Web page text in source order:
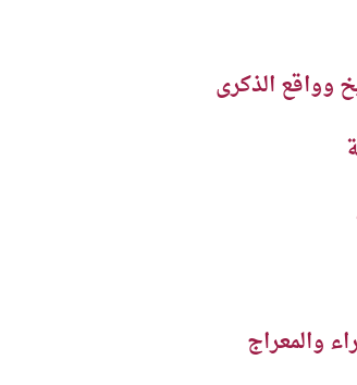
وواقع الذكرى
والمعراج